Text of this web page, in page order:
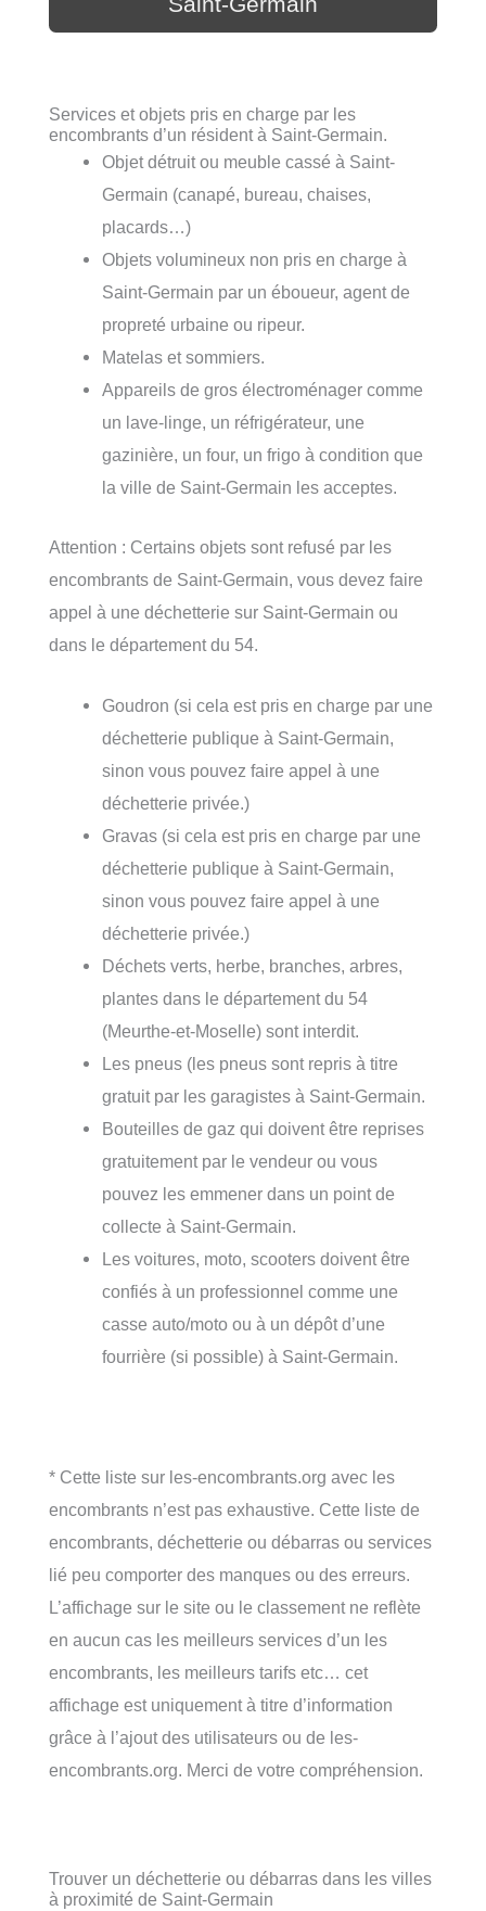
Services et objets pris en charge par les
encombrants d’un résident à Saint-Germain.
Objet détruit ou meuble cassé à Saint-
Germain (canapé, bureau, chaises,
placards…)
Objets volumineux non pris en charge à
Saint-Germain par un éboueur, agent de
propreté urbaine ou ripeur.
Matelas et sommiers.
Appareils de gros électroménager comme
un lave-linge, un réfrigérateur, une
gazinière, un four, un frigo à condition que
la ville de Saint-Germain les acceptes.
Attention : Certains objets sont refusé par les
encombrants de Saint-Germain, vous devez faire
appel à une déchetterie sur Saint-Germain ou
dans le département du 54.
Goudron (si cela est pris en charge par une
déchetterie publique à Saint-Germain,
sinon vous pouvez faire appel à une
déchetterie privée.)
Gravas (si cela est pris en charge par une
déchetterie publique à Saint-Germain,
sinon vous pouvez faire appel à une
déchetterie privée.)
Déchets verts, herbe, branches, arbres,
plantes dans le département du 54
(Meurthe-et-Moselle) sont interdit.
Les pneus (les pneus sont repris à titre
gratuit par les garagistes à Saint-Germain.
Bouteilles de gaz qui doivent être reprises
gratuitement par le vendeur ou vous
pouvez les emmener dans un point de
collecte à Saint-Germain.
Les voitures, moto, scooters doivent être
confiés à un professionnel comme une
casse auto/moto ou à un dépôt d’une
fourrière (si possible) à Saint-Germain.
* Cette liste sur les-encombrants.org avec les
encombrants n’est pas exhaustive. Cette liste de
encombrants, déchetterie ou débarras ou services
lié peu comporter des manques ou des erreurs.
L’affichage sur le site ou le classement ne reflète
en aucun cas les meilleurs services d’un les
encombrants, les meilleurs tarifs etc… cet
affichage est uniquement à titre d’information
grâce à l’ajout des utilisateurs ou de les-
encombrants.org. Merci de votre compréhension.
Trouver un déchetterie ou débarras dans les villes
à proximité de Saint-Germain